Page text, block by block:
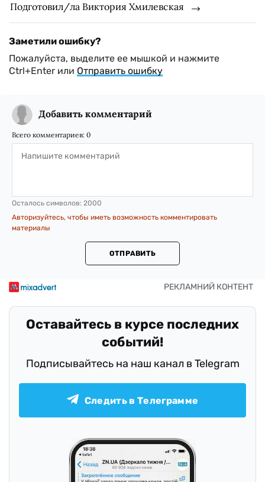
Подготовил/ла Виктория Хмилевская
Заметили ошибку?
Пожалуйста, выделите ее мышкой и нажмите
Ctrl+Enter или Отправить ошибку
Добавить комментарий
Всего комментариев: 0
Осталось символов: 2000
Авторизуйтесь, чтобы иметь возможность комментировать
материалы
ОТПРАВИТЬ
Оставайтесь в курсе последних
событий!
Подписывайтесь на наш канал в Telegram
Следить в Телеграмме